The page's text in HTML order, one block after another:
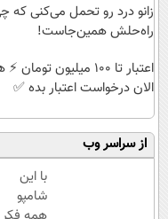
زانو درد رو تحمل می‌کنی که
راه‌حلش همین‌جاست!
اعتبار تا ۱۰۰ میلیون
الان درخواست اعتبار بده ✅
از سراسر وب
با این
شامپو